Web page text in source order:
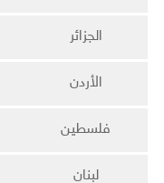
الجزائر
الأردن
فلسطين
لبنان